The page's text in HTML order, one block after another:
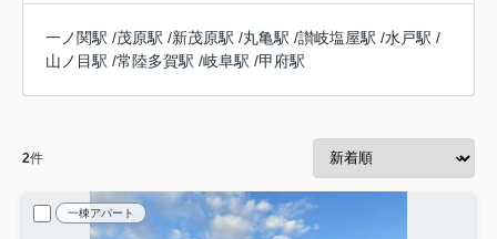
一ノ関駅 /茂原駅 /新茂原駅 /丸亀駅 /讃岐塩屋駅 /水戸駅 /
山ノ目駅 /常陸多賀駅 /岐阜駅 /甲府駅
2件
一棟アパート